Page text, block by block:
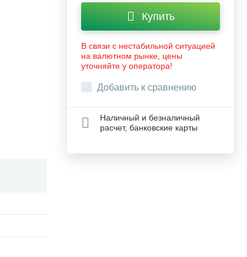
Купить
В связи с нестабильной ситуацией
на валютном рынке, цены
уточняйте у оператора!
Добавить к сравнению
Наличный и безналичный
расчет, банковские карты